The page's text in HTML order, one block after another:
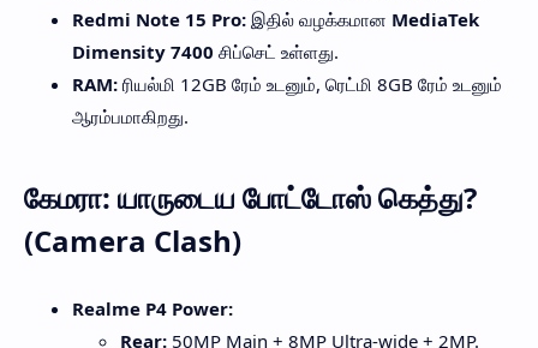
Redmi Note 15 Pro: இதில் வழக்கமான MediaTek
Dimensity 7400 சிப்செட் உள்ளது.
RAM: ரியல்மி 12GB ரேம் உடனும், ரெட்மி 8GB ரேம் உடனும்
ஆரம்பமாகிறது.
கேமரா: யாருடைய போட்டோஸ் கெத்து?
(Camera Clash)
Realme P4 Power:
Rear: 50MP Main + 8MP Ultra-wide + 2MP.